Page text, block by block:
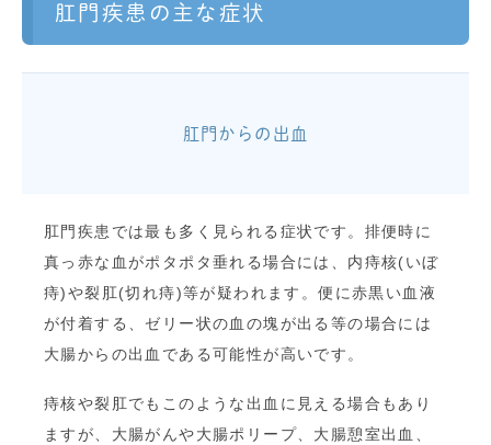
肛門疾患の主な症状
肛門からの出血
肛門疾患では最も多く見られる症状です。排便時に
真っ赤な血がポタポタ垂れる場合には、内痔核(いぼ
痔)や裂肛(切れ痔)等が疑われます。便に赤黒い血液
が付着する、ゼリー状の血の塊が出る等の場合には
大腸からの出血である可能性が高いです。
痔核や裂肛でもこのような出血に見える場合もあり
ますが、大腸がんや大腸ポリープ、大腸憩室出血、